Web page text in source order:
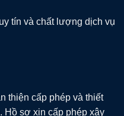
tín và chất lượng dịch vụ
thiện cấp phép và thiết
Hồ sơ xin cấp phép xây